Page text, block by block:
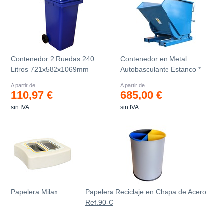
Contenedor 2 Ruedas 240
Litros 721х582х1069mm
A partir de
110,97 €
sin IVA
Contenedor en Metal
Autobasculante Estanco *
A partir de
685,00 €
sin IVA
Papelera Milan
Papelera Reciclaje en Chapa de Acero
Ref.90-C